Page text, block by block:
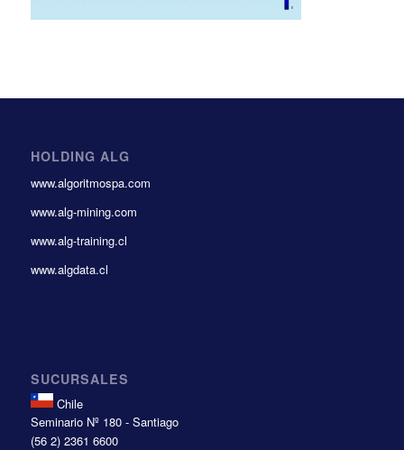
HOLDING ALG
www.algoritmospa.com
www.alg-mining.com
www.alg-training.cl
www.algdata.cl
SUCURSALES
Chile
Seminario Nº 180 - Santiago
(56 2) 2361 6600